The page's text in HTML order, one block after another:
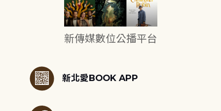
新傳媒數位公播平台
新北愛BOOK APP